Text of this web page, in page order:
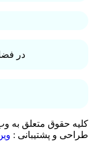
در
کلیه حقوق متعلق به
طراحی و پشتیبانی :